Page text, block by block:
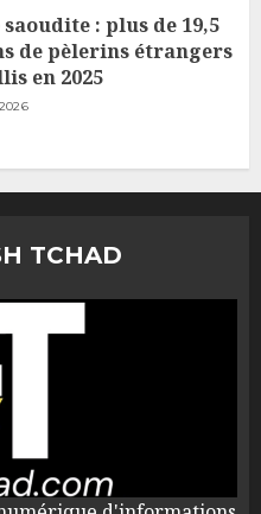
: plus de 19,5
de pèlerins étrangers
en 2025
TCHAD